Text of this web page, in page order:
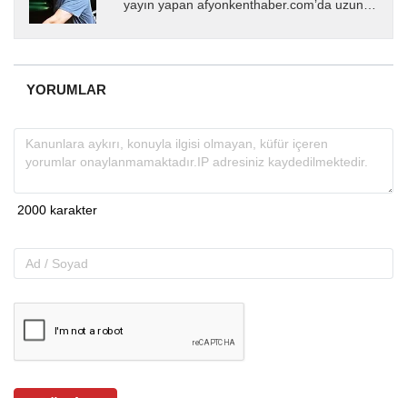
yayın yapan afyonkenthaber.com’da uzun
almakta, haber akışı...
YORUMLAR